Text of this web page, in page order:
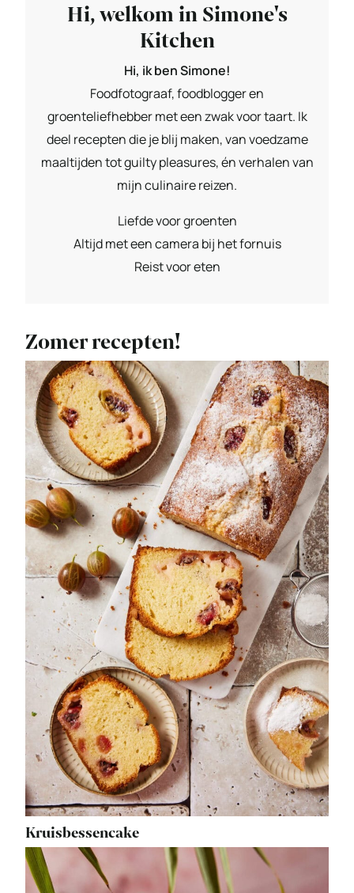
Hi, welkom in Simone's
Kitchen
Hi, ik ben Simone!
Foodfotograaf, foodblogger en
groenteliefhebber met een zwak voor taart. Ik
deel recepten die je blij maken, van voedzame
maaltijden tot guilty pleasures, én verhalen van
mijn culinaire reizen.
Liefde voor groenten
Altijd met een camera bij het fornuis
Reist voor eten
Zomer recepten!
Kruisbessencake